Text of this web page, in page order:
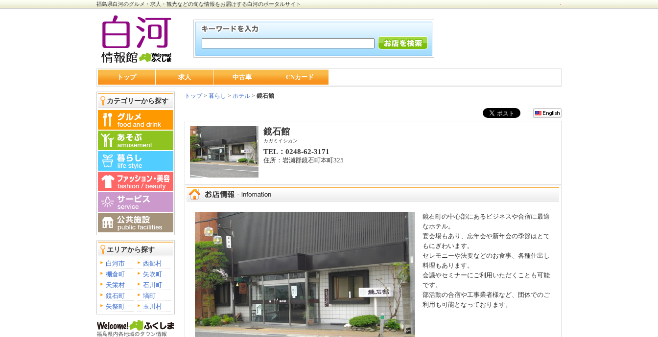
福島県白河のグルメ・求人・観光などの旬な情報をお届けする白河のポータルサイト
トップ 求人 中古車 CNカード
カテゴリーから探す
エリアから探す
白河市
西郷村
棚倉町
矢吹町
天栄村
石川町
鏡石町
塙町
矢祭町
玉川村
トップ> 暮らし > ホテル > 鏡石館
鏡石館
カガミイシカン
TEL：0248-62-3171
住所：岩瀬郡鏡石町本町325
鏡石町の中心部にあるビジネスや合宿に最適
なホテル。
宴会場もあり、忘年会や新年会の季節はとて
もにぎわいます。
セレモニーや法要などのお食事、各種仕出し
料理もあります。
会議やセミナーにご利用いただくことも可能
です。
部活動の合宿や工事業者様など、団体でのご
利用も可能となっております。